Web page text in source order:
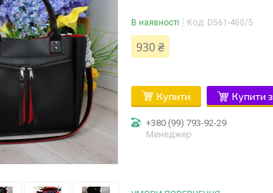
В наявності Код: D561-460/5
930 ₴
Купити Купити з
+380 (99) 793-92-29
Менеджер